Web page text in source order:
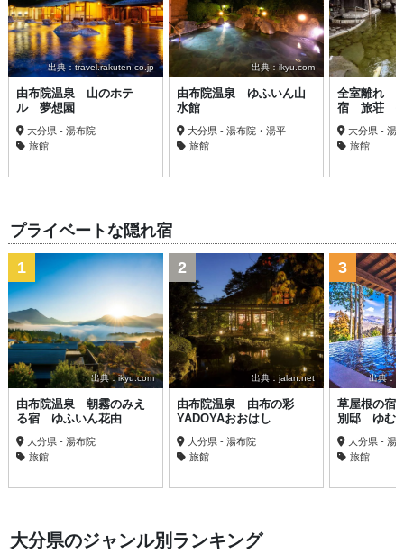
出典：travel.rakuten.co.jp
由布院温泉 山のホテ
ル 夢想園
大分県 - 湯布院
旅館
出典：ikyu.com
由布院温泉 ゆふいん山
水館
大分県 - 湯布院・湯平
旅館
全室離れ
宿 旅荘
大分県 - 湯
旅館
プライベートな隠れ宿
出典：ikyu.com
1
由布院温泉 朝霧のみえ
る宿 ゆふいん花由
大分県 - 湯布院
旅館
出典：jalan.net
2
由布院温泉 由布の彩
YADOYAおおはし
大分県 - 湯布院
旅館
出典：
3
草屋根の宿
別邸 ゆむ
大分県 - 湯
旅館
大分県のジャンル別ランキング